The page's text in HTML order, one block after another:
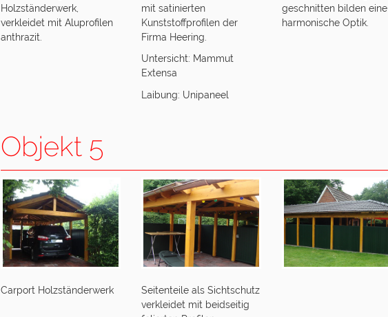
Holzständerwerk,
verkleidet mit Aluprofilen
anthrazit.
mit satinierten
Kunststoffprofilen der
Firma Heering.
Untersicht: Mammut
Extensa
Laibung: Unipaneel
geschnitten bilden eine
harmonische Optik.
Objekt 5
Carport Holzständerwerk
Seitenteile als Sichtschutz
verkleidet mit beidseitig